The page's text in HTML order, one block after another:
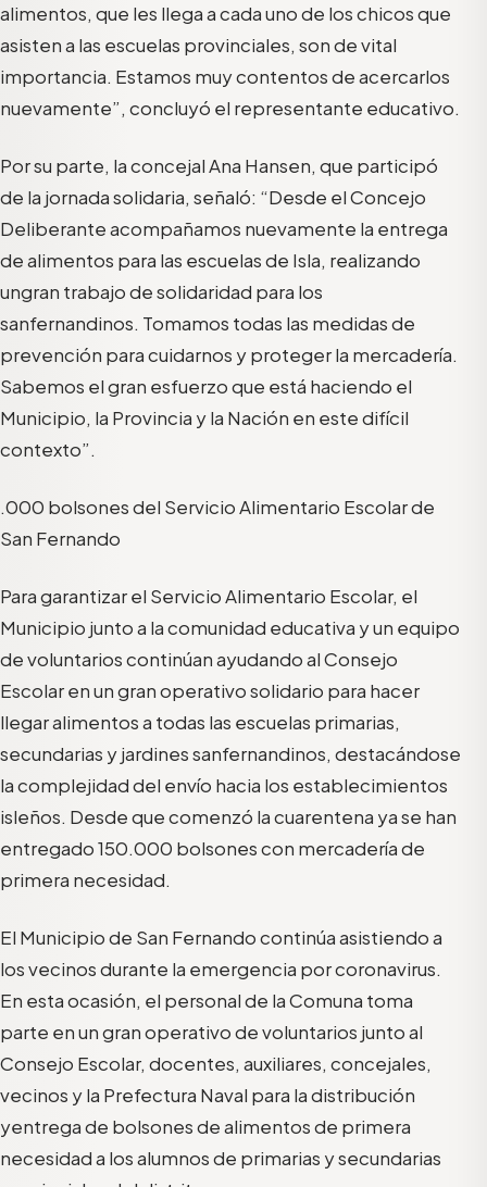
alimentos, que les llega a cada uno de los chicosque
asisten a las escuelas provinciales, sonde vital
importancia. Estamos muy contentos de acercarlos
nuevamente”, concluyó el representante educativo.
Por su parte, la concejal Ana Hansen, que participó
de la jornada solidaria, señaló: “Desde el Concejo
Deliberante acompañamos nuevamente la entrega
de alimentos para las escuelas de Isla, realizando
ungran trabajo desolidaridad para los
sanfernandinos. Tomamos todas las medidas de
prevención para cuidarnos yprotegerla mercadería.
Sabemos el gran esfuerzo que está haciendo el
Municipio, la Provincia y la Nación en estedifícil
contexto”.
.000 bolsonesdel Servicio Alimentario Escolar de
San Fernando
Para garantizar el Servicio Alimentario Escolar, el
Municipio junto a la comunidad educativa y un equipo
de voluntarioscontinúanayudandoal Consejo
Escolar en un gran operativo solidario para hacer
llegaralimentos a todas las escuelas primarias,
secundarias y jardines sanfernandinos, destacándose
la complejidad del envío hacia los establecimientos
isleños. Desde que comenzó la cuarentena ya se han
entregado150.000 bolsones con mercadería de
primera necesidad.
El Municipiode San Fernando continúa asistiendo a
los vecinos durante la emergencia por coronavirus.
En esta ocasión, el personal de la Comuna toma
parte en un gran operativo de voluntarios junto al
Consejo Escolar, docentes, auxiliares, concejales,
vecinos y la Prefectura Naval para la distribución
yentrega de bolsones de alimentos de primera
necesidad a los alumnos de primarias y secundarias